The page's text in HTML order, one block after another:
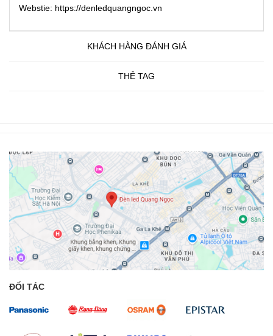
Webstie: https://denledquangngoc.vn
KHÁCH HÀNG ĐÁNH GIÁ
THẺ TAG
ĐỐI TÁC